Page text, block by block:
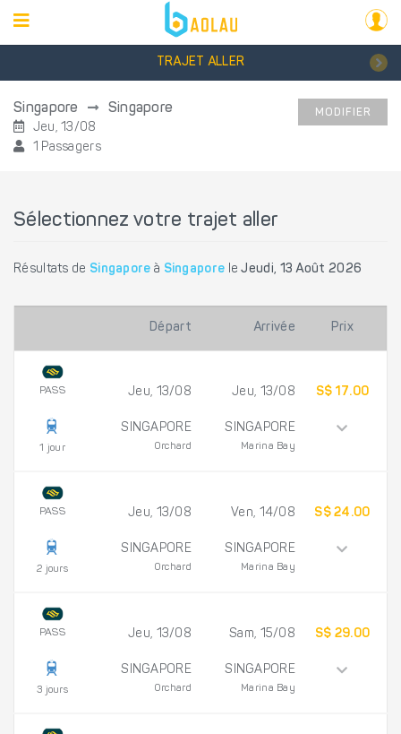
TRAJET ALLER
Singapore Singapore
Jeu, 13/08
1 Passagers
MODIFIER
Sélectionnez votre trajet aller
Résultats de Singapore à Singapore leJeudi, 13 Août 2026
Départ Arrivée Prix
PASS
1 jour
Jeu, 13/08
SINGAPORE
Orchard
Jeu, 13/08
SINGAPORE
Marina Bay
S$ 17.00
PASS
2 jours
Jeu, 13/08
SINGAPORE
Orchard
Ven, 14/08
SINGAPORE
Marina Bay
S$ 24.00
PASS
3 jours
Jeu, 13/08
SINGAPORE
Orchard
Sam, 15/08
SINGAPORE
Marina Bay
S$ 29.00